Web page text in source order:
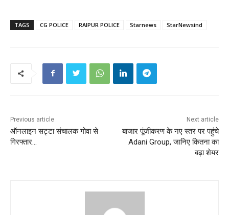
TAGS CG POLICE RAIPUR POLICE Starnews StarNewsind
Previous article
ऑनलाइन सट्टा संचालक गोवा से
गिरफ्तार…
Next article
बाजार पूंजीकरण के नए स्तर पर पहुंचे
Adani Group, जानिए कितना का
बढ़ा शेयर